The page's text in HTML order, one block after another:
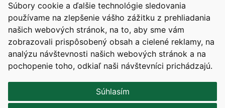
Súbory cookie a ďalšie technológie sledovania
používame na zlepšenie vášho zážitku z prehliadania
našich webových stránok, na to, aby sme vám
zobrazovali prispôsobený obsah a cielené reklamy, na
analýzu návštevnosti našich webových stránok a na
pochopenie toho, odkiaľ naši návštevníci prichádzajú.
Súhlasím
Kontakty Mapa stránky RSS
Vyhlásenie o prístupnosti
Nastavenia cookies
Prevádzkovateľom služby je Ministerstvo školstva, výskumu,
vývoja a mládeže Slovenskej republiky.